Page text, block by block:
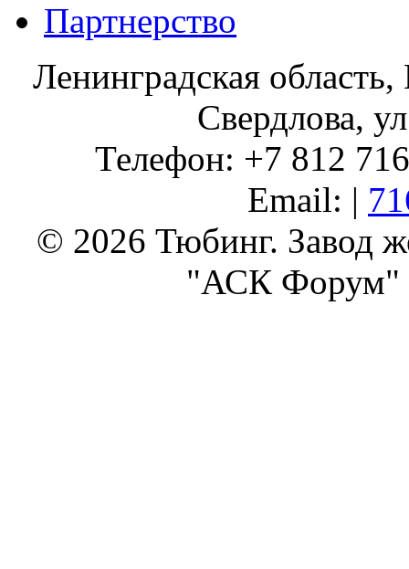
Партнерство
Ленинградская
Свердлова,
Телефон: +7 812
Email: |
© 2026 Тюбинг. Завод
"АСК Форум"